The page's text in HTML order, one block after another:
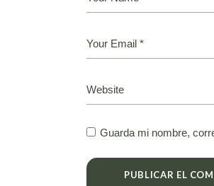
Guarda mi nombre,
PUBLICAR EL